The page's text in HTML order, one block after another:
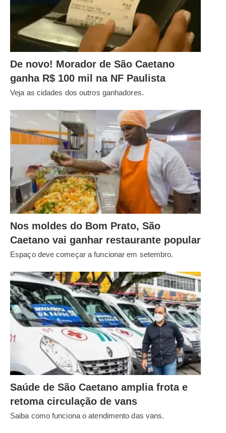
De novo! Morador de São Caetano
ganha R$ 100 mil na NF Paulista
Veja as cidades dos outros ganhadores.
Nos moldes do Bom Prato, São
Caetano vai ganhar restaurante popular
Espaço deve começar a funcionar em setembro.
Saúde de São Caetano amplia frota e
retoma circulação de vans
Saiba como funciona o atendimento das vans.